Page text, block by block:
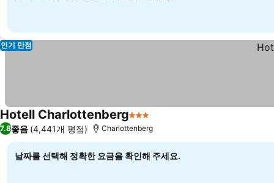
인기 만점
Hotell Charlottenberg3 성급
7.8좋음 (4,441개 평점) Charlottenberg
날짜를 선택해 정확한 요금을 확인해 주세요.